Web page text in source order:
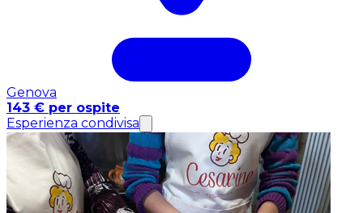
Genova
143 € per ospite
Esperienza condivisa